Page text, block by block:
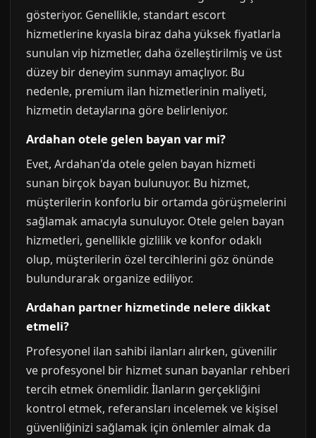
gösteriyor. Genellikle, standart escort
hizmetlerine kıyasla biraz daha yüksek fiyatlarla
sunulan vip hizmetler, daha özelleştirilmiş ve üst
düzey bir deneyim sunmayı amaçlıyor. Bu
nedenle, premium ilan hizmetlerinin maliyeti,
hizmetin detaylarına göre belirleniyor.
Ardahan otele gelen bayan var mi?
Evet, Ardahan'da otele gelen bayan hizmeti
sunan birçok bayan bulunuyor. Bu hizmet,
müşterilerin konforlu bir ortamda görüşmelerini
sağlamak amacıyla sunuluyor. Otele gelen bayan
hizmetleri, genellikle gizlilik ve konfor odaklı
olup, müşterilerin özel tercihlerini göz önünde
bulundurarak organize ediliyor.
Ardahan partner hizmetinde nelere dikkat
etmeli?
Profesyonel ilan sahibi ilanları alırken, güvenilir
ve profesyonel bir hizmet sunan bayanlar rehberi
tercih etmek önemlidir. İlanların gerçekliğini
kontrol etmek, referansları incelemek ve kişisel
güvenliğinizi sağlamak için önlemler almak da